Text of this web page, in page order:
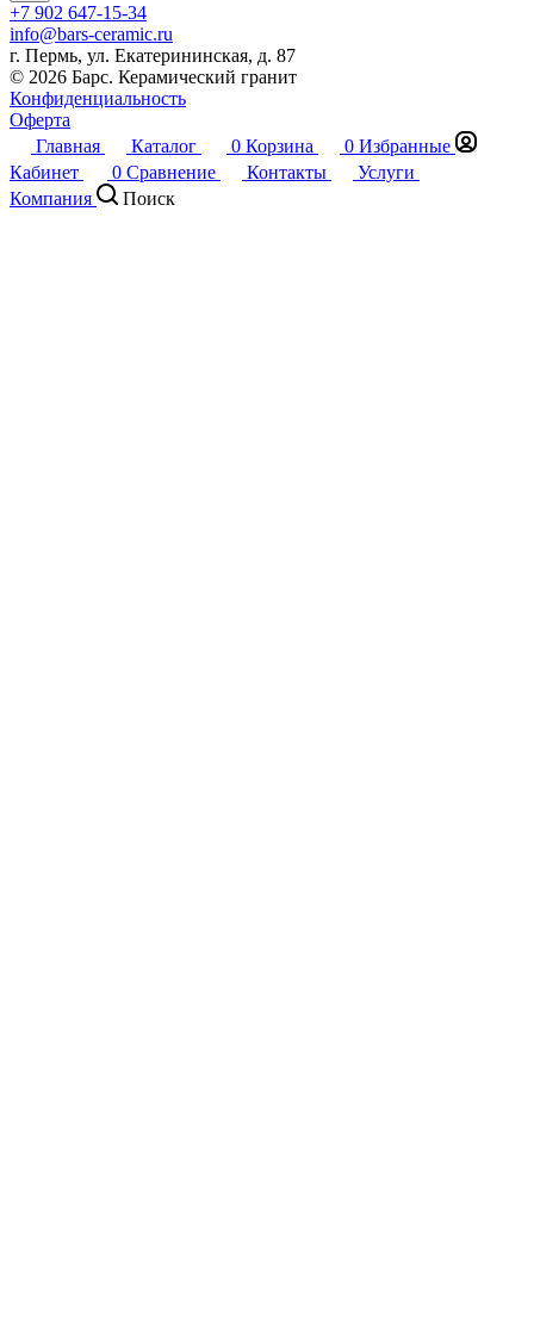
+7 902 647-15-34
info@bars-ceramic.ru
г. Пермь, ул. Екатерининская, д. 87
© 2026 Барс. Керамический гранит
Конфиденциальность
Оферта
Главная
Каталог 0 Корзина 0 Избранные
Кабинет
0 Сравнение Контакты
Услуги
Компания
Поиск